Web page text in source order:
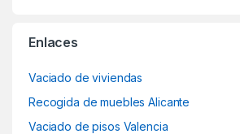
Enlaces
Vaciado de viviendas
Recogida de muebles Alicante
Vaciado de pisos Valencia